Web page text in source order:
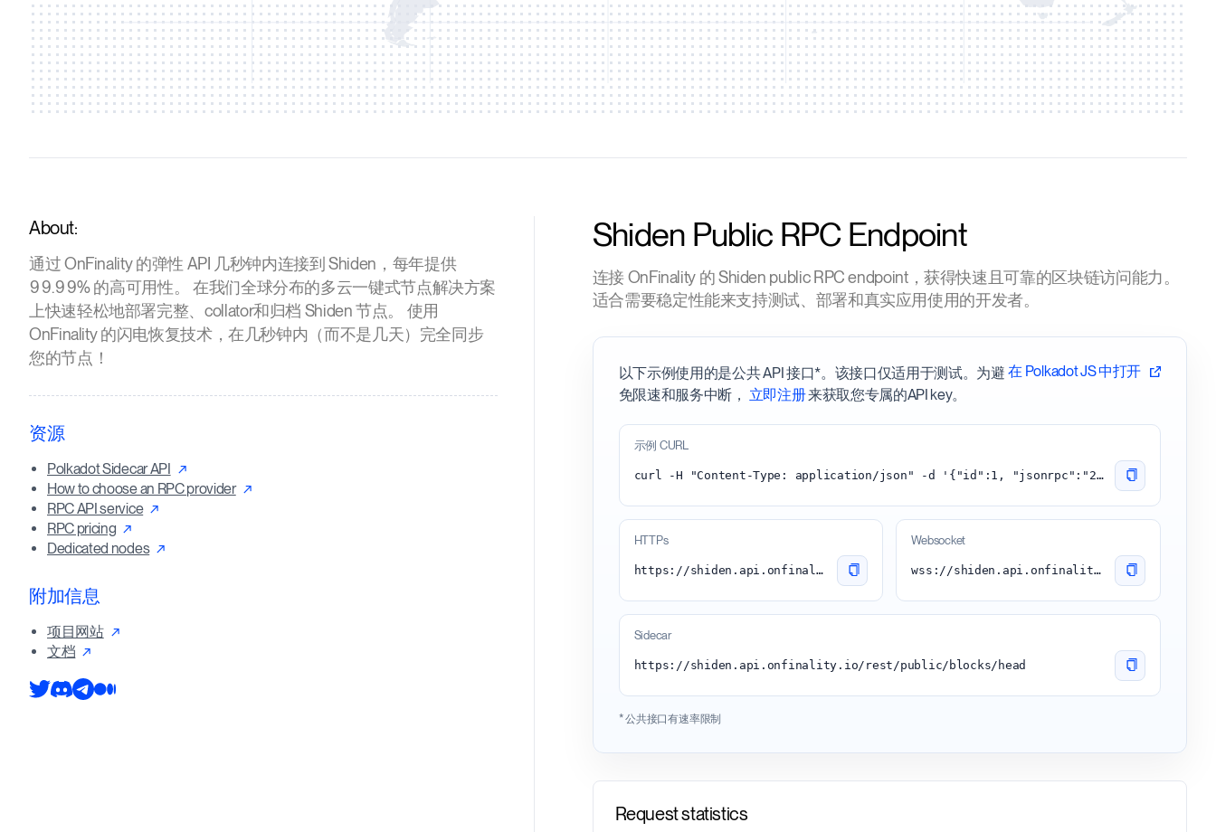
About:
通过 OnFinality 的弹性 API 几秒钟内连接到 Shiden，每年提供
99.99% 的高可用性。 在我们全球分布的多云一键式节点解决方案
上快速轻松地部署完整、collator和归档 Shiden 节点。 使用
OnFinality 的闪电恢复技术，在几秒钟内（而不是几天）完全同步
您的节点！
资源
Polkadot Sidecar API
How to choose an RPC provider
RPC API service
RPC pricing
Dedicated nodes
附加信息
项目网站
文档
Shiden Public RPC Endpoint
连接 OnFinality 的 Shiden public RPC endpoint，获得快速且可靠的区块链访问能力。
适合需要稳定性能来支持测试、部署和真实应用使用的开发者。
以下示例使用的是公共 API 接口*。该接口仅适用于测试。为避
免限速和服务中断， 立即注册来获取您专属的API key。
在 Polkadot JS 中打开
示例 CURL
curl -H "Content-Type: application/json" -d '{"id":1, "jsonrpc":"2.0", "method": "chain_getBlock"}' 'https://shiden.api.onfinality.io/public'
HTTPs
https://shiden.api.onfinality.io/public
Websocket
wss://shiden.api.onfinality.io/public-ws
Sidecar
https://shiden.api.onfinality.io/rest/public/blocks/head
* 公共接口有速率限制
Request statistics